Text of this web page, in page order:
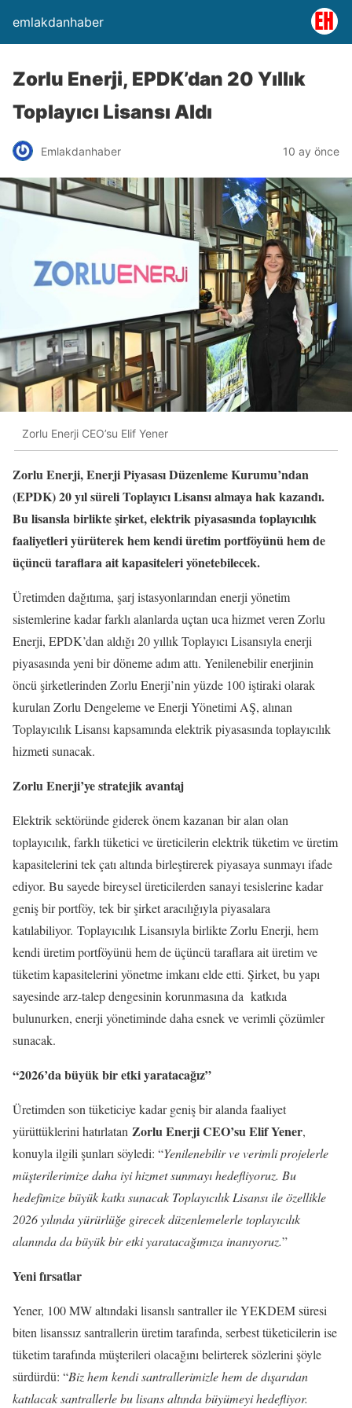
emlakdanhaber
Zorlu Enerji, EPDK’dan 20 Yıllık
Toplayıcı Lisansı Aldı
Emlakdanhaber 10 ay önce
Zorlu Enerji CEO’su Elif Yener
Zorlu Enerji, Enerji Piyasası Düzenleme Kurumu’ndan
(EPDK) 20 yıl süreli Toplayıcı Lisansı almaya hak kazandı.
Bu lisansla birlikte şirket, elektrik piyasasında toplayıcılık
faaliyetleri yürüterek hem kendi üretim portföyünü hem de
üçüncü taraflara ait kapasiteleri yönetebilecek.
Üretimden dağıtıma, şarj istasyonlarından enerji yönetim
sistemlerine kadar farklı alanlarda uçtan uca hizmet veren Zorlu
Enerji, EPDK’dan aldığı 20 yıllık Toplayıcı Lisansıyla enerji
piyasasında yeni bir döneme adım attı. Yenilenebilir enerjinin
öncü şirketlerinden Zorlu Enerji’nin yüzde 100 iştiraki olarak
kurulan Zorlu Dengeleme ve Enerji Yönetimi AŞ, alınan
Toplayıcılık Lisansı kapsamında elektrik piyasasında toplayıcılık
hizmeti sunacak.
Zorlu Enerji’ye stratejik avantaj
Elektrik sektöründe giderek önem kazanan bir alan olan
toplayıcılık, farklı tüketici ve üreticilerin elektrik tüketim ve üretim
kapasitelerini tek çatı altında birleştirerek piyasaya sunmayı ifade
ediyor. Bu sayede bireysel üreticilerden sanayi tesislerine kadar
geniş bir portföy, tek bir şirket aracılığıyla piyasalara
katılabiliyor. Toplayıcılık Lisansıyla birlikte Zorlu Enerji, hem
kendi üretim portföyünü hem de üçüncü taraflara ait üretim ve
tüketim kapasitelerini yönetme imkanı elde etti. Şirket, bu yapı
sayesinde arz-talep dengesinin korunmasına da katkıda
bulunurken, enerji yönetiminde daha esnek ve verimli çözümler
sunacak.
“2026’da büyük bir etki yaratacağız”
Üretimden son tüketiciye kadar geniş bir alanda faaliyet
yürüttüklerini hatırlatan Zorlu Enerji CEO’su Elif Yener,
konuyla ilgili şunları söyledi: “Yenilenebilir ve verimli projelerle
müşterilerimize daha iyi hizmet sunmayı hedefliyoruz. Bu
hedefimize büyük katkı sunacak Toplayıcılık Lisansı ile özellikle
2026 yılında yürürlüğe girecek düzenlemelerle toplayıcılık
alanında da büyük bir etki yaratacağımıza inanıyoruz.”
Yeni fırsatlar
Yener, 100 MW altındaki lisanslı santraller ile YEKDEM süresi
biten lisanssız santrallerin üretim tarafında, serbest tüketicilerin ise
tüketim tarafında müşterileri olacağını belirterek sözlerini şöyle
sürdürdü: “Biz hem kendi santrallerimizle hem de dışarıdan
katılacak santrallerle bu lisans altında büyümeyi hedefliyor.